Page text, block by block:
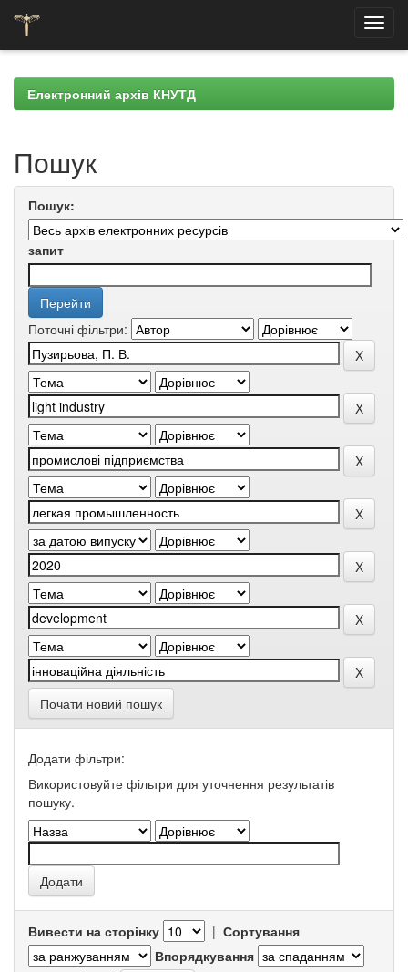
navigationЕлектронний архів КНУТД
Пошук
Пошук:
запит
Поточні фільтри:
Почати новий пошук
Додати фільтри:
Використовуйте фільтри для уточнення результатів
пошуку.
Вивести на сторінку | Сортування
Впорядкування